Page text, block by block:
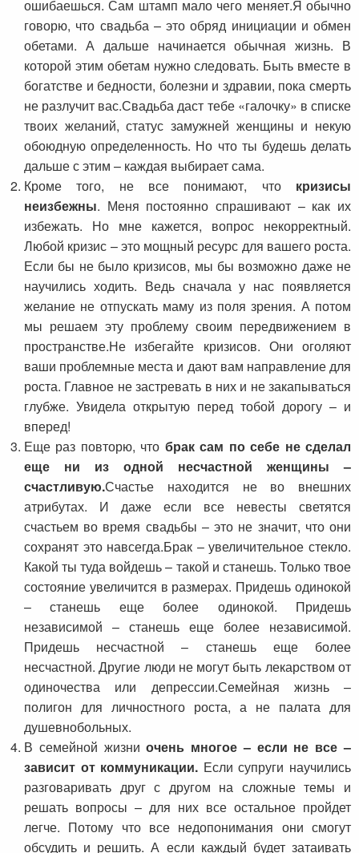
ошибаешься. Сам штамп мало чего меняет.Я обычно
говорю, что свадьба – это обряд инициации и обмен
обетами. А дальше начинается обычная жизнь. В
которой этим обетам нужно следовать. Быть вместе в
богатстве и бедности, болезни и здравии, пока смерть
не разлучит вас.Свадьба даст тебе «галочку» в списке
твоих желаний, статус замужней женщины и некую
обоюдную определенность. Но что ты будешь делать
дальше с этим – каждая выбирает сама.
Кроме того, не все понимают, чтокризисы
неизбежны. Меня постоянно спрашивают – как их
избежать. Но мне кажется, вопрос некорректный.
Любой кризис – это мощный ресурс для вашего роста.
Если бы не было кризисов, мы бы возможно даже не
научились ходить. Ведь сначала у нас появляется
желание не отпускать маму из поля зрения. А потом
мы решаем эту проблему своим передвижением в
пространстве.Не избегайте кризисов. Они оголяют
ваши проблемные места и дают вам направление для
роста. Главное не застревать в них и не закапываться
глубже. Увидела открытую перед тобой дорогу – и
вперед!
Еще раз повторю, что брак сам по себе не сделал
еще ни из одной несчастной женщины –
счастливую.Счастье находится не во внешних
атрибутах. И даже если все невесты светятся
счастьем во время свадьбы – это не значит, что они
сохранят это навсегда.Брак – увеличительное стекло.
Какой ты туда войдешь – такой и станешь. Только твое
состояние увеличится в размерах. Придешь одинокой
– станешь еще более одинокой. Придешь
независимой – станешь еще более независимой.
Придешь несчастной – станешь еще более
несчастной. Другие люди не могут быть лекарством от
одиночества или депрессии.Семейная жизнь –
полигон для личностного роста, а не палата для
душевнобольных.
В семейной жизниочень многое – если не все –
зависит от коммуникации. Если супруги научились
разговаривать друг с другом на сложные темы и
решать вопросы – для них все остальное пройдет
легче. Потому что все недопонимания они смогут
обсудить и решить. А если каждый будет затаивать